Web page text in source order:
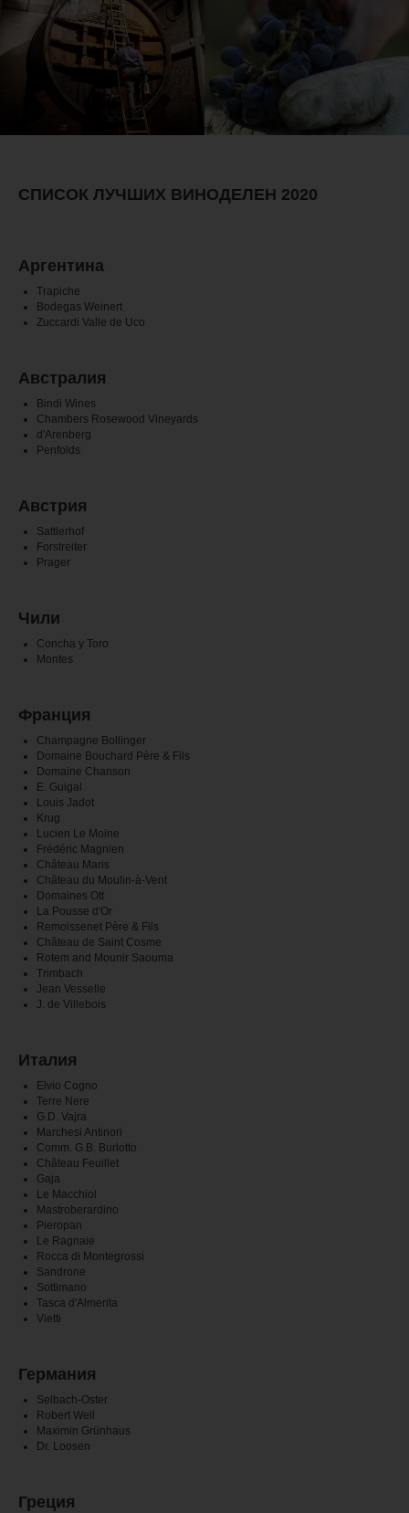
СПИСОК ЛУЧШИХ ВИНОДЕЛЕН 2020
Аргентина
Trapiche
Bodegas Weinert
Zuccardi Valle de Uco
Австралия
Bindi Wines
Chambers Rosewood Vineyards
d'Arenberg
Penfolds
Австрия
Sattlerhof
Forstreiter
Prager
Чили
Concha y Toro
Montes
Франция
Champagne Bollinger
Domaine Bouchard Père & Fils
Domaine Chanson
E. Guigal
Louis Jadot
Krug
Lucien Le Moine
Frédéric Magnien
Château Maris
Château du Moulin-à-Vent
Domaines Ott
La Pousse d'Or
Remoissenet Père & Fils
Château de Saint Cosme
Rotem and Mounir Saouma
Trimbach
Jean Vesselle
J. de Villebois
Италия
Elvio Cogno
Terre Nere
G.D. Vajra
Marchesi Antinori
Comm. G.B. Burlotto
Château Feuillet
Gaja
Le Macchiol
Mastroberardino
Pieropan
Le Ragnaie
Rocca di Montegrossi
Sandrone
Sottimano
Tasca d'Almerita
Vietti
Германия
Selbach-Oster
Robert Weil
Maximin Grünhaus
Dr. Loosen
Греция